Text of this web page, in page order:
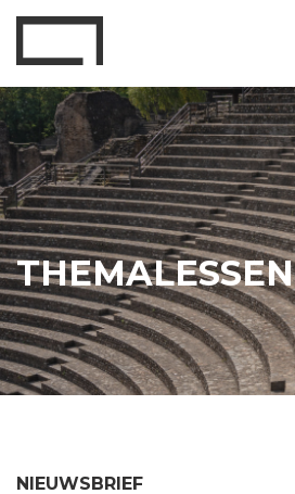
THEMALESSEN
NIEUWSBRIEF